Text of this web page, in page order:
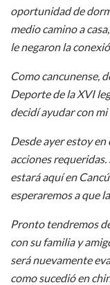
oportunidad de
medio camino a
le negaron la
Como cancunense,
Deporte de la XVI
decidí ayudar con mi
Desde ayer estoy
acciones
estará aquí en
esperaremos a que
Pronto tendremos
con su familia y
será nuevamente
como sucedió en